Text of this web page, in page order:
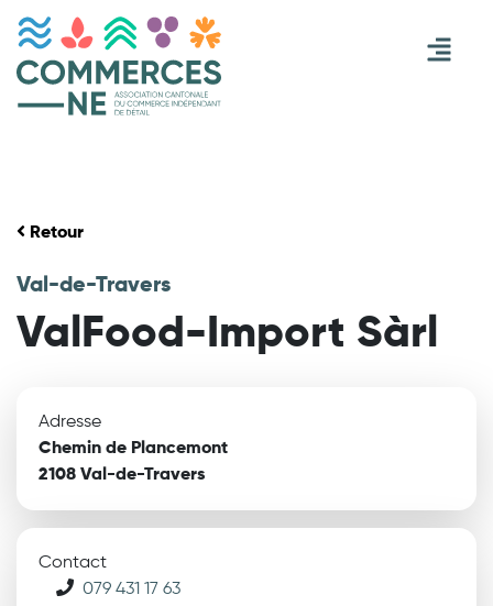
Retour
Val-de-Travers
ValFood-Import Sàrl
Adresse
Chemin de Plancemont
2108 Val-de-Travers
Contact
079 431 17 63